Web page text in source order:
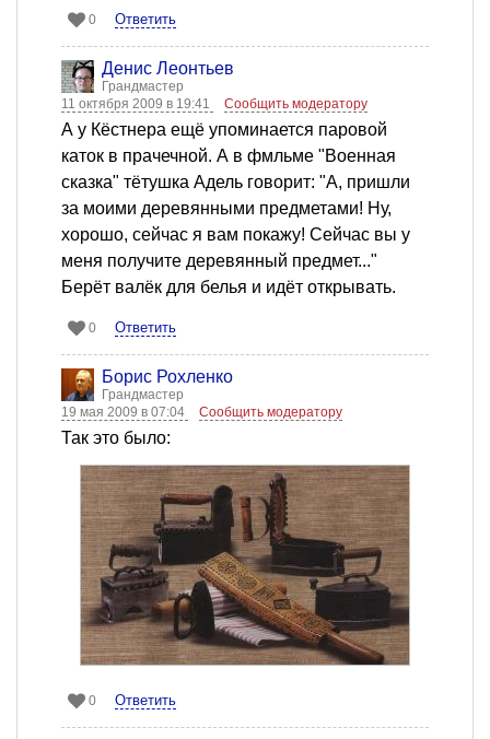
0 Ответить
Денис Леонтьев
Грандмастер
11 октября 2009 в 19:41
Сообщить модератору
А у Кёстнера ещё упоминается паровой
каток в прачечной. А в фмльме "Военная
сказка" тётушка Адель говорит: "А, пришли
за моими деревянными предметами! Ну,
хорошо, сейчас я вам покажу! Сейчас вы у
меня получите деревянный предмет..."
Берёт валёк для белья и идёт открывать.
0 Ответить
Борис Рохленко
Грандмастер
19 мая 2009 в 07:04
Сообщить модератору
Так это было:
0 Ответить